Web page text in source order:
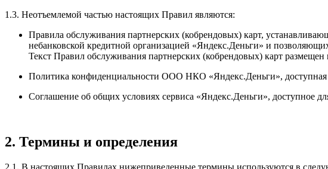
1.3. Неотъемлемой частью настоящих Правил являются:
Правила обслуживания партнерских (кобрендовых) карт,
небанковской кредитной организацией «Яндекс.Деньги» и
Текст Правил обслуживания партнерских (кобрендовых) карт размещен
Политика конфиденциальности ООО НКО «Яндекс.Деньги», доступная
Соглашение об общих условиях сервиса «Яндекс.Деньги», доступное
2. Термины и определения
2.1. В настоящих Правилах нижеприведенные термины используются в